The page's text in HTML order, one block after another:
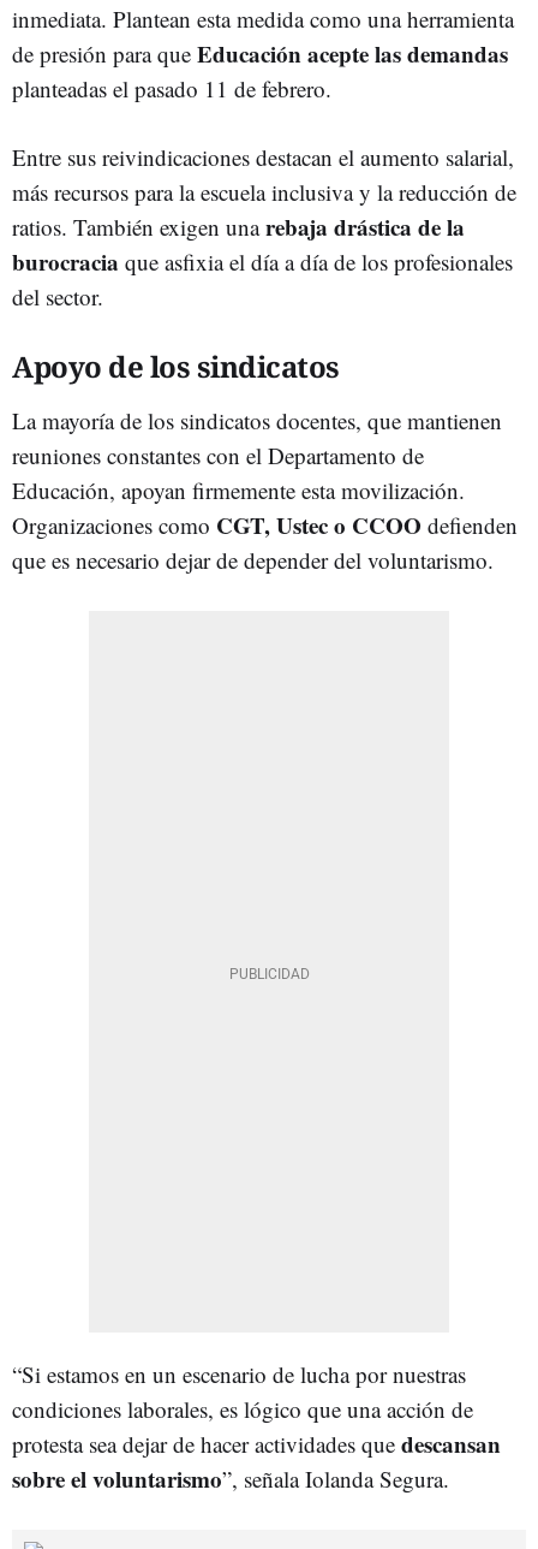
inmediata. Plantean esta medida como una herramienta
de presión para que Educación acepte las demandas
planteadas el pasado 11 de febrero.
Entre sus reivindicaciones destacan el aumento salarial,
más recursos para la escuela inclusiva y la reducción de
ratios. También exigen unarebaja drástica de la
burocracia que asfixia el día a día de los profesionales
del sector.
Apoyo de los sindicatos
La mayoría de los sindicatos docentes, que mantienen
reuniones constantes con el Departamento de
Educación, apoyan firmemente esta movilización.
Organizaciones como CGT, Ustec o CCOO defienden
que es necesario dejar de depender del voluntarismo.
“Si estamos en un escenario de lucha por nuestras
condiciones laborales, es lógico que una acción de
protesta sea dejar de hacer actividades que descansan
sobre el voluntarismo”, señala Iolanda Segura.